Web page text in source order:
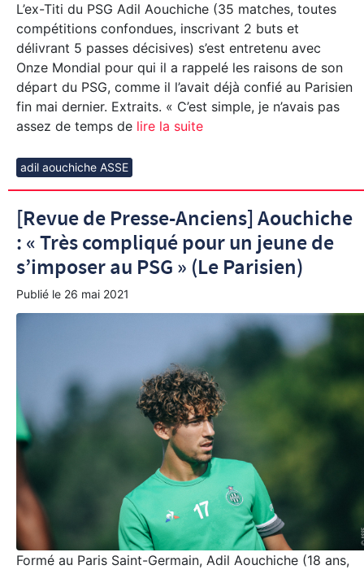
L’ex-Titi du PSG Adil Aouchiche (35 matches, toutes
compétitions confondues, inscrivant 2 buts et
délivrant 5 passes décisives) s’est entretenu avec
Onze Mondial pour qui il a rappelé les raisons de son
départ du PSG, comme il l’avait déjà confié au Parisien
fin mai dernier. Extraits. « C’est simple, je n’avais pas
assez de temps de lire la suite
adil aouchiche ASSE
[Revue de Presse-Anciens] Aouchiche
: « Très compliqué pour un jeune de
s’imposer au PSG » (Le Parisien)
Publié le 26 mai 2021
Formé au Paris Saint-Germain, Adil Aouchiche (18 ans,